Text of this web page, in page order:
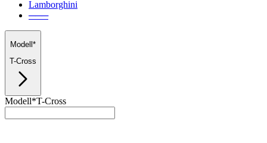
Lamborghini
───
Modell*
T-Cross
Modell*T-Cross